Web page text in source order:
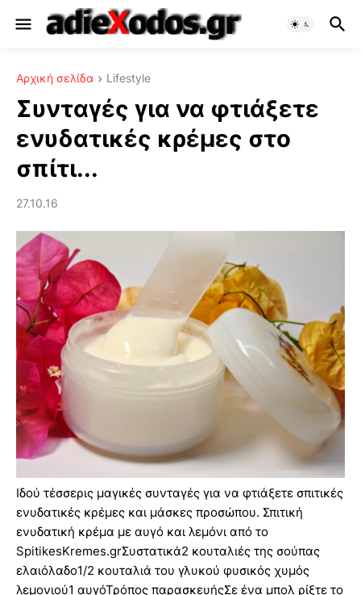
Αρχική σελίδα Lifestyle
Συνταγές για να φτιάξετε
ενυδατικές κρέμες στο
σπίτι...
27.10.16
Ιδού τέσσερις μαγικές συνταγές για να φτιάξετε σπιτικές
ενυδατικές κρέμες και μάσκες προσώπου. Σπιτική
ενυδατική κρέμα με αυγό και λεμόνι από το
SpitikesKremes.grΣυστατικά2 κουταλιές της σούπας
ελαιόλαδο1/2 κουταλιά του γλυκού φυσικός χυμός
λεμονιού1 αυγόΤρόπος παρασκευήςΣε ένα μπολ ρίξτε το